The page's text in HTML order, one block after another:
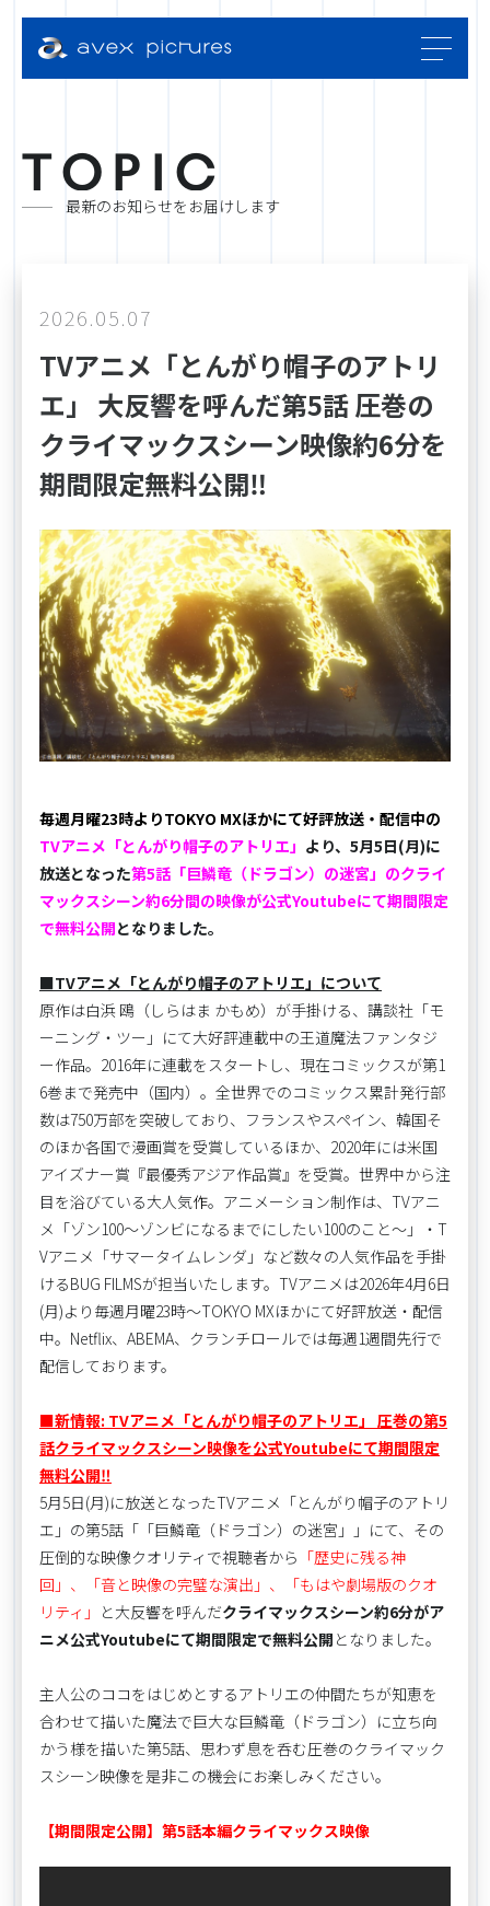
T O P C
最新のお知らせをお届けします
2026.05.07
TVアニメ「とんがり帽子のアトリ
エ」 大反響を呼んだ第5話 圧巻の
クライマックスシーン映像約6分を
期間限定無料公開‼
毎週月曜23時よりTOKYO MXほかにて好評放送・配信中の
TVアニメ「とんがり帽子のアトリエ」 より、5月5日(月)に
放送となった第5話「巨鱗竜（ドラゴン）の迷宮」のクライ
マックスシーン約6分間の映像が公式Youtubeにて期間限定
で無料公開となりました。
■TVアニメ「とんがり帽子のアトリエ」について
原作は白浜 鴎（しらはま かもめ）が手掛ける、講談社「モ
ーニング・ツー」にて大好評連載中の王道魔法ファンタジ
ー作品。2016年に連載をスタートし、現在コミックスが第1
6巻まで発売中（国内）。全世界でのコミックス累計発行部
数は750万部を突破しており、フランスやスペイン、韓国そ
のほか各国で漫画賞を受賞しているほか、2020年には米国
アイズナー賞『最優秀アジア作品賞』を受賞。世界中から注
目を浴びている大人気作。アニメーション制作は、TVアニ
メ「ゾン100～ゾンビになるまでにしたい100のこと～」・T
Vアニメ「サマータイムレンダ」など数々の人気作品を手掛
けるBUG FILMSが担当いたします。TVアニメは2026年4月6日
(月)より毎週月曜23時～TOKYO MXほかにて好評放送・配信
中。Netflix、ABEMA、クランチロールでは毎週1週間先行で
配信しております。
■新情報: TVアニメ「とんがり帽子のアトリエ」 圧巻の第5
話クライマックスシーン映像を公式Youtubeにて期間限定
無料公開‼
5月5日(月)に放送となったTVアニメ「とんがり帽子のアトリ
エ」の第5話「「巨鱗竜（ドラゴン）の迷宮」」にて、その
圧倒的な映像クオリティで視聴者から 「歴史に残る神
回」、「音と映像の完璧な演出」、「もはや劇場版のクオ
リティ」 と大反響を呼んだクライマックスシーン約6分がア
ニメ公式Youtubeにて期間限定で無料公開 となりました。
主人公のココをはじめとするアトリエの仲間たちが知恵を
合わせて描いた魔法で巨大な巨鱗竜（ドラゴン）に立ち向
かう様を描いた第5話、思わず息を呑む圧巻のクライマック
スシーン映像を是非この機会にお楽しみください。
【期間限定公開】第5話本編クライマックス映像